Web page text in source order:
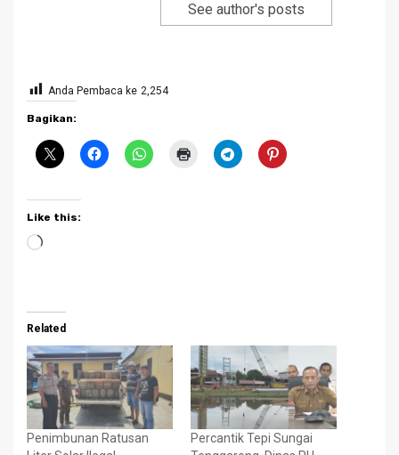
See author's posts
Anda Pembaca ke 2,254
Bagikan:
Like this:
Loading…
Related
Penimbunan Ratusan
Percantik Tepi Sungai